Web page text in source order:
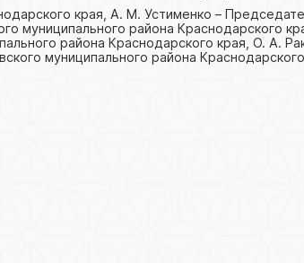
края, А. М. Устименко –
муниципального района Краснодарского
района Краснодарского края, О. А.
муниципального района